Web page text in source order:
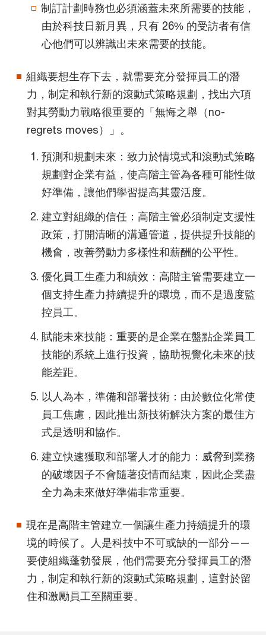
制訂計劃時務也必須涵蓋未來所需要的技能，
由於科技日新月異，只有 26% 的受訪者有信
心他們可以辨識出未來需要的技能。
組織要想生存下去，就需要充分發揮員工的潛
力，制定和執行新的滾動式策略規劃，找出六項
對其勞動力戰略很重要的「無悔之舉（no-
regrets moves）」。
預測和規劃未來：致力於情境式和滾動式策略
規劃對企業有益，使高階主管為各種可能性做
好準備，讓他們學習提高其靈活度。
建立對組織的信任：高階主管必須制定支援性
政策，打開清晰的溝通管道，提供提升技能的
機會，改善勞動力多樣性和薪酬的公平性。
優化員工生產力和績效：高階主管需要建立一
個支持生產力持續提升的環境，而不是過度監
控員工。
賦能未來技能：重要的是企業在盤點企業員工
技能的系統上進行投資，協助視覺化未來的技
能差距。
以人為本，準備和部署技術：由於數位化常使
員工焦慮，因此推出新技術解決方案的最佳方
式是透明和協作。
建立快速獲取和部署人才的能力：威脅到業務
的破壞因子不會隨著疫情而結束，因此企業盡
全力為未來做好準備非常重要。
現在是高階主管建立一個讓生產力持續提升的環
境的時候了。人是科技中不可或缺的一部分——
要使組織蓬勃發展，他們需要充分發揮員工的潛
力，制定和執行新的滾動式策略規劃，這對於留
住和激勵員工至關重要。